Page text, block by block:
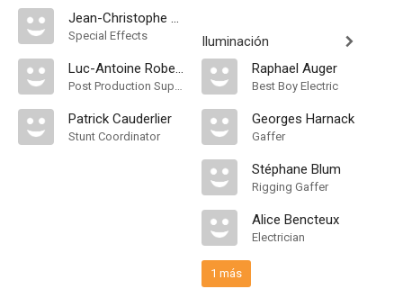
Jean-Christophe Mahé
Special Effects
Luc-Antoine Robert
Post Production Supervisor
Patrick Cauderlier
Stunt Coordinator
Iluminación
Raphael Auger
Best Boy Electric
Georges Harnack
Gaffer
Stéphane Blum
Rigging Gaffer
Alice Bencteux
Electrician
1 más